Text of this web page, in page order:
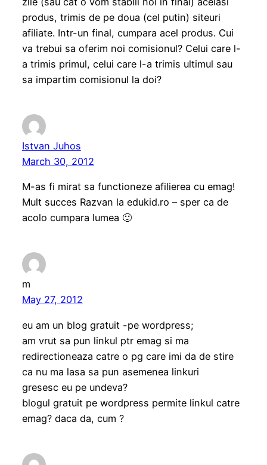
produs, trimis de pe doua (cel putin) siteuri
afiliate. Intr-un final, cumpara acel produs. Cui
va trebui sa oferim noi comisionul? Celui care l-
a trimis primul, celui care l-a trimis ultimul sau
sa impartim comisionul la doi?
Istvan Juhos
March 30, 2012
M-as fi mirat sa functioneze afilierea cu emag!
Mult succes Razvan la edukid.ro – sper ca de
acolo cumpara lumea 🙂
m
May 27, 2012
eu am un blog gratuit -pe wordpress;
am vrut sa pun linkul ptr emag si ma
redirectioneaza catre o pg care imi da de stire
ca nu ma lasa sa pun asemenea linkuri
gresesc eu pe undeva?
blogul gratuit pe wordpress permite linkul catre
emag? daca da, cum ?